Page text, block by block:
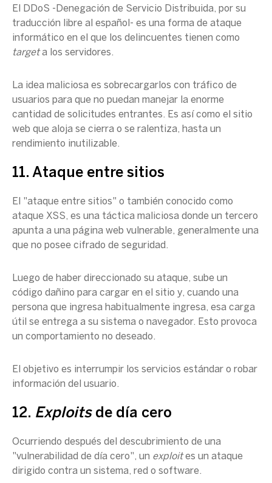
El DDoS -Denegación de Servicio Distribuida, por su
traducción libre al español- es una forma de ataque
informático en el que los delincuentes tienen como
targeta los servidores.
La idea maliciosa es sobrecargarlos con tráfico de
usuarios para que no puedan manejar la enorme
cantidad de solicitudes entrantes. Es así como el sitio
web que aloja se cierra o se ralentiza, hasta un
rendimiento inutilizable.
11. Ataque entre sitios
El "ataque entre sitios" o también conocido como
ataque XSS, es una táctica maliciosa donde un tercero
apunta a una página web vulnerable, generalmente una
que no posee cifrado de seguridad.
Luego de haber direccionado su ataque, sube un
código dañino para cargar en el sitio y, cuando una
persona que ingresa habitualmente ingresa, esa carga
útil se entrega a su sistema o navegador. Esto provoca
un comportamiento no deseado.
El objetivo es interrumpir los servicios estándar o robar
información del usuario.
12. Exploits de día cero
Ocurriendo después del descubrimiento de una
"vulnerabilidad de día cero", un exploites un ataque
dirigido contra un sistema, red o software.